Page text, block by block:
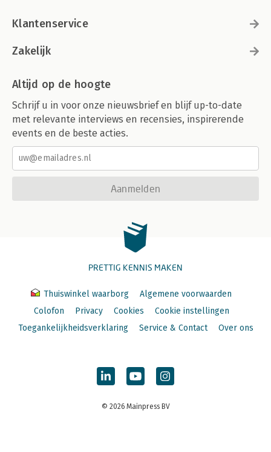
Klantenservice
Zakelijk
Altijd op de hoogte
Schrijf u in voor onze nieuwsbrief en blijf up-to-date
met relevante interviews en recensies, inspirerende
events en de beste acties.
Aanmelden
PRETTIG KENNIS MAKEN
Thuiswinkel waarborg
Algemene voorwaarden
Colofon
Privacy Cookies
Cookie instellingen
Toegankelijkheidsverklaring
Service & Contact Over ons
© 2026 Mainpress BV